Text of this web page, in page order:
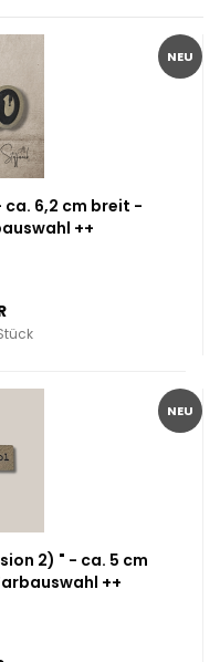
NEU
ca. 6,2 cm breit -
++
NEU
2) " - ca. 5 cm
++